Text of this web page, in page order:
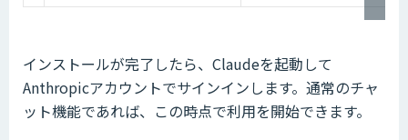
インストールが完了したら、Claudeを起動して
Anthropicアカウントでサインインします。通常のチャ
ット機能であれば、この時点で利用を開始できます。